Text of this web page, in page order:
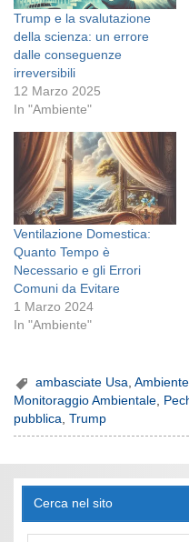
Trump e la svalutazione
della scienza: un errore
dalle conseguenze
irreversibili
12 Marzo 2025
In "Ambiente"
Ventilazione Domestica:
Quanto Tempo è
Necessario e gli Errori
Comuni da Evitare
1 Marzo 2024
In "Ambiente"
ambasciate Usa,Ambiente
Monitoraggio Ambientale,
pubblica,Trump
Cerca nel sito